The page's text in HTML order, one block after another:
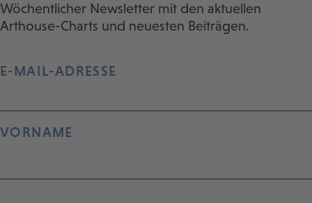
Wöchentlicher Newsletter mit den aktuellen
Arthouse-Charts und neuesten Beiträgen.
E-MAIL-ADRESSE
VORNAME